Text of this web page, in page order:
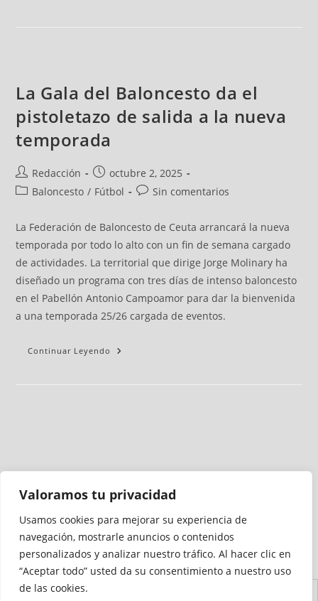
Valoramos tu privacidad
Usamos cookies para mejorar su experiencia de
navegación, mostrarle anuncios o contenidos
personalizados y analizar nuestro tráfico. Al hacer clic en
“Aceptar todo” usted da su consentimiento a nuestro uso
de las cookies.
La Gala del Baloncesto da el
pistoletazo de salida a la nueva
temporada
Redacción
octubre 2, 2025
Baloncesto / Fútbol Sin comentarios
La Federación de Baloncesto de Ceuta arrancará la nueva
temporada por todo lo alto con un fin de semana cargado
de actividades. La territorial que dirige Jorge Molinary ha
diseñado un programa con tres días de intenso baloncesto
en el Pabellón Antonio Campoamor para dar la bienvenida
a una temporada 25/26 cargada de eventos.
Continuar Leyendo
Medio auditado por